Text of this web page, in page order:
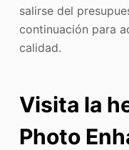
salirse del
continuación para
calidad.
Visita la
Photo